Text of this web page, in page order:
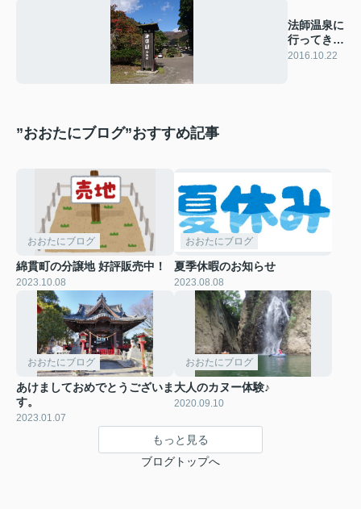
法師温泉に
行ってきま
した
2016.10.22
”おおたにブログ”おすすめ記事
おおたにブログ
綿貫町の分譲地 好評販売中！
2023.10.08
おおたにブログ
夏季休暇のお知らせ
2023.08.08
おおたにブログ
あけましておめでとうございま
す。
2023.01.07
おおたにブログ
大人のカヌー体験♪
2020.09.10
もっと見る
ブログトップへ